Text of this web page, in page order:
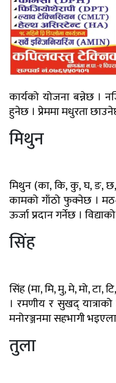
कार्यको योजना बन्नेछ
हुनेछ । प्रेममा मधुरता
मिथुन
मिथुन (का, कि, कु, घ, ङ,
कामको गाँठो फुक्नेछ ।
ऊर्जा प्रदान गर्नेछ ।
सिंह
सिंह (मा, मि, मु, मे, मो, टा,
। रमणीय र सुखद्
मनोरञ्जनमा सहभागी
तुला